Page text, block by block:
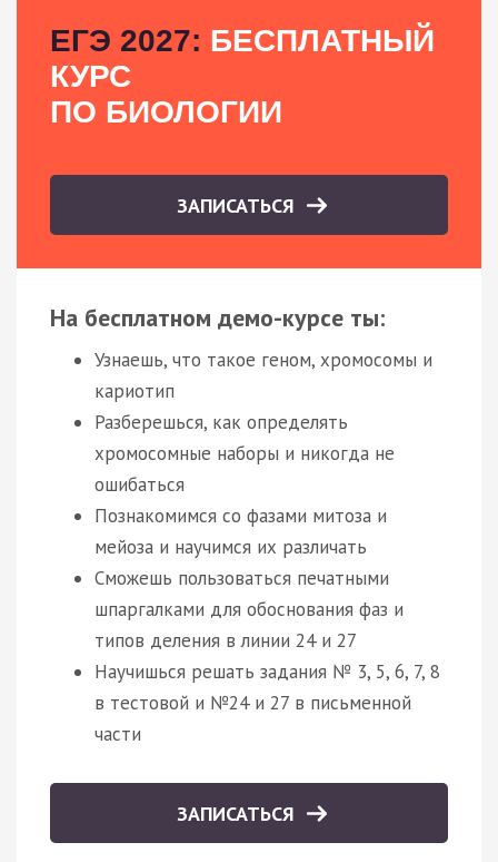
ЕГЭ 2027: БЕСПЛАТНЫЙ
КУРС
ПО БИОЛОГИИ
ЗАПИСАТЬСЯ
На бесплатном демо-курсе ты:
Узнаешь, что такое геном, хромосомы и
кариотип
Разберешься, как определять
хромосомные наборы и никогда не
ошибаться
Познакомимся со фазами митоза и
мейоза и научимся их различать
Сможешь пользоваться печатными
шпаргалками для обоснования фаз и
типов деления в линии 24 и 27
Научишься решать задания № 3, 5, 6, 7, 8
в тестовой и №24 и 27 в письменной
части
ЗАПИСАТЬСЯ